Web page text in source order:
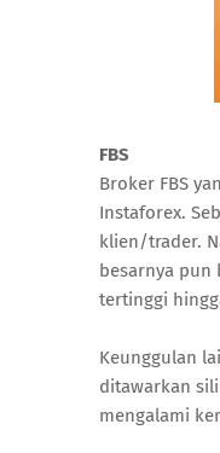
FBS
Broker FBS
Instaforex.
klien/trader.
besarnya pun
tertinggi
Keunggulan
ditawarkan
mengalami